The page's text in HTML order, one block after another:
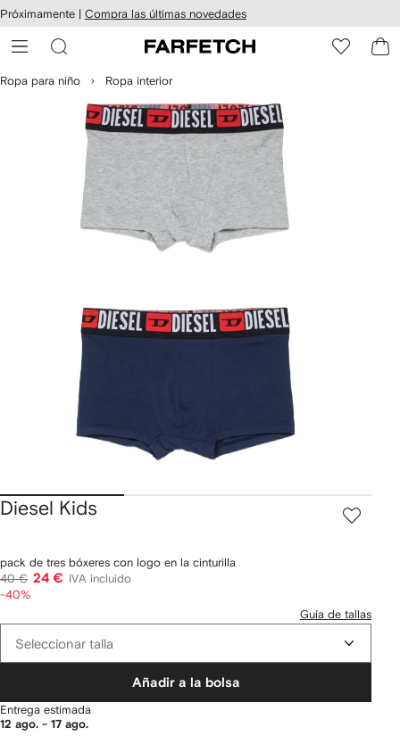
al
Próximamente | Compra las últimas novedades
Ropa para niño Ropa interior
Diesel Kids
pack de tres bóxeres con logo en la cinturilla
40 € 24 €
IVA incluido
-40%
Guía de tallas
Seleccionar talla
Añadir a la bolsa
Entrega estimada
12 ago. - 17 ago.